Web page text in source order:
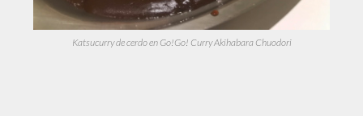
Katsucurry de cerdo en Go!Go! Curry Akihabara Chuodori